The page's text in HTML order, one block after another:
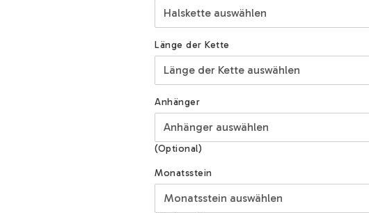
Länge der Kette
Anhänger
(Optional)
Monatsstein